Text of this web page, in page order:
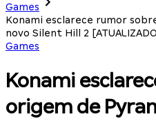
Games
Konami esclarece rumor
novo Silent Hill 2
Games
Konami
origem de